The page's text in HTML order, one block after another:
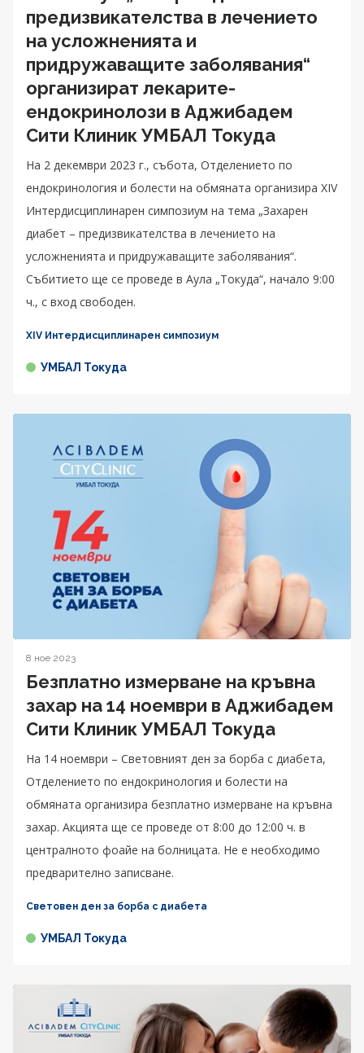
предизвикателства в лечението
на усложненията и
придружаващите заболявания“
организират лекарите-
ендокринолози в Аджибадем
Сити Клиник УМБАЛ Токуда
На 2 декември 2023 г., събота, Отделението по
ендокринология и болести на обмяната организира XIV
Интердисциплинарен симпозиум на тема „Захарен
диабет – предизвикателства в лечението на
усложненията и придружаващите заболявания“.
Събитието ще се проведе в Аула „Токуда“, начало 9:00
ч., с вход свободен.
XIV Интердисциплинарен симпозиум
УМБАЛ Токуда
8 ное 2023
Безплатно измерване на кръвна
захар на 14 ноември в Аджибадем
Сити Клиник УМБАЛ Токуда
На 14 ноември – Световният ден за борба с диабета,
Отделението по ендокринология и болести на
обмяната организира безплатно измерване на кръвна
захар. Акцията ще се проведе от 8:00 до 12:00 ч. в
централното фоайе на болницата. Не е необходимо
предварително записване.
Световен ден за борба с диабета
УМБАЛ Токуда